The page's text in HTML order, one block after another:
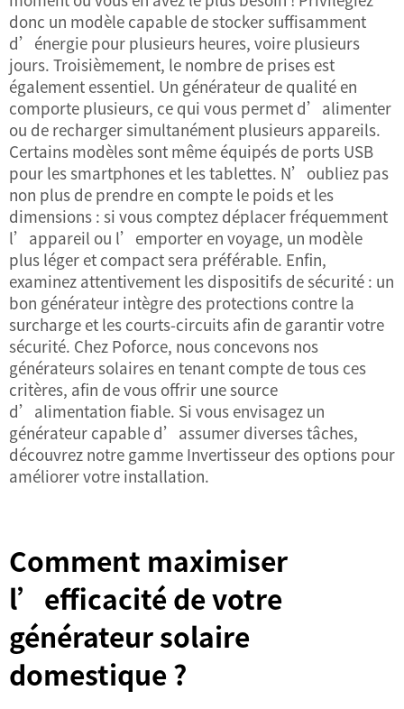
donc un modèle capable de stocker suffisamment
d’énergie pour plusieurs heures, voire plusieurs
jours. Troisièmement, le nombre de prises est
également essentiel. Un générateur de qualité en
comporte plusieurs, ce qui vous permet d’alimenter
ou de recharger simultanément plusieurs appareils.
Certains modèles sont même équipés de ports USB
pour les smartphones et les tablettes. N’oubliez pas
non plus de prendre en compte le poids et les
dimensions : si vous comptez déplacer fréquemment
l’appareil ou l’emporter en voyage, un modèle
plus léger et compact sera préférable. Enfin,
examinez attentivement les dispositifs de sécurité : un
bon générateur intègre des protections contre la
surcharge et les courts-circuits afin de garantir votre
sécurité. Chez Poforce, nous concevons nos
générateurs solaires en tenant compte de tous ces
critères, afin de vous offrir une source
d’alimentation fiable. Si vous envisagez un
générateur capable d’assumer diverses tâches,
découvrez notre gamme Invertisseur des options pour
améliorer votre installation.
Comment maximiser
l’efficacité de votre
générateur solaire
domestique ?